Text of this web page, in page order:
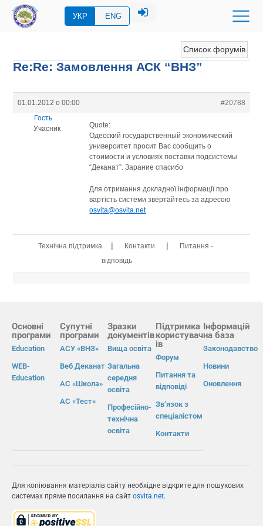
УКР ENG
Список форумів
Re:Re: Замовлення АСК “ВНЗ”
01.01.2012 о 00:00
#20788
Гость
Учасник
Quote:
Одесский государственный экономический
университет просит Вас сообщить о
стоимости и условиях поставки подсистемы
“Деканат”. Зарание спасибо
Для отримання докладної інформації про
вартість системи звертайтесь за адресою
osvita@osvita.net
Технічна підтримка | Контакти |
Питання -
відповідь
Основні
програми
Education
WEB-
Education
Супутні
програми
АСУ «ВНЗ»
Веб Деканат
АС «Школа»
АС «Тест»
Зразки
документів
Вища освіта
Загальна
середня
освіта
Професійно-
технічна
освіта
Підтримка
користувач
ів
Форум
Питання та
відповіді
Зв’язок з
спеціалістом
Контакти
Інформацій
на база
Законодавство
Новини
Оновлення
Для копіювання матеріалів сайту необхідне відкрите для пошукових
системах пряме посилання на сайт osvita.net.